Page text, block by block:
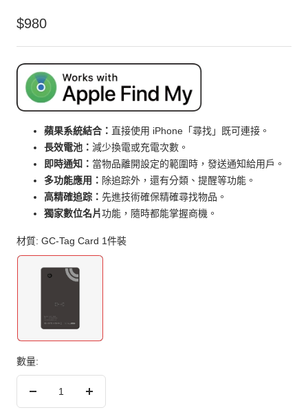
特
價
$980
蘋果系統結合： 直接使用 iPhone「尋找」既可連接。
長效電池： 減少換電或充電次數。
即時通知： 當物品離開設定的範圍時，發送通知給用戶。
多功能應用： 除追踪外，還有分類、提醒等功能。
高精確追踪： 先進技術確保精確尋找物品。
獨家數位名片功能，隨時都能掌握商機。
材質: GC-Tag Card 1件裝
數量:
增